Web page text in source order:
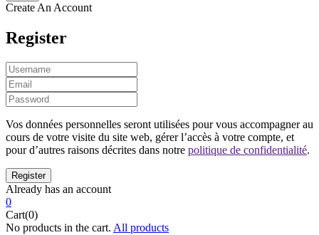
Create An Account
Register
Vos données personnelles seront utilisées pour vous accompagner au
cours de votre visite du site web, gérer l’accès à votre compte, et
pour d’autres raisons décrites dans notre politique de confidentialité.
Already has an account
0
Cart(0)
No products in the cart. All products